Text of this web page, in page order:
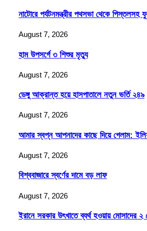
নাটোরে পর্যটনমন্ত্রীর পথসভা থেকে
August 7, 2026
হাম উপসর্গে ৩ শিশুর মৃত্যু
August 7, 2026
ডেঙ্গু আক্রান্ত হয়ে হাসপাতালে নতুন ভর্তি ২৪৯
August 7, 2026
আমার স্বপ্ন আপনাদের কাছে দিয়ে গেলাম:
August 7, 2026
বিশ্ববাজারে স্বর্ণের দামে বড় লাফ
August 7, 2026
ইরানে সরকার উৎখাতে ব্যর্থ হওয়ায় মোসাদের ২